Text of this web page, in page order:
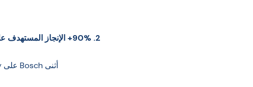
2. 90%+ الإنجاز المستهدف على أساس شهري:
أثنى Bosch على Channelplay لاحترافيته وكفاءته في إدارة فريق FOS، معترفًا بالتأثير الإيجابي على برنامج الولاء والمبيعات.